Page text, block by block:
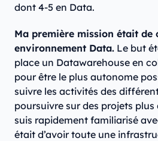
dont 4-5 en Data.
Ma première mission était
environnement Data. Le but
place un Datawarehouse en
pour être le plus autonome
suivre les activités des
poursuivre sur des projets plus
suis rapidement familiarisé
était d’avoir toute une